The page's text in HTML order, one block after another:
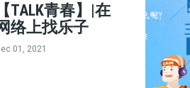
【TALK青春】|在
络上找乐子
01, 2021